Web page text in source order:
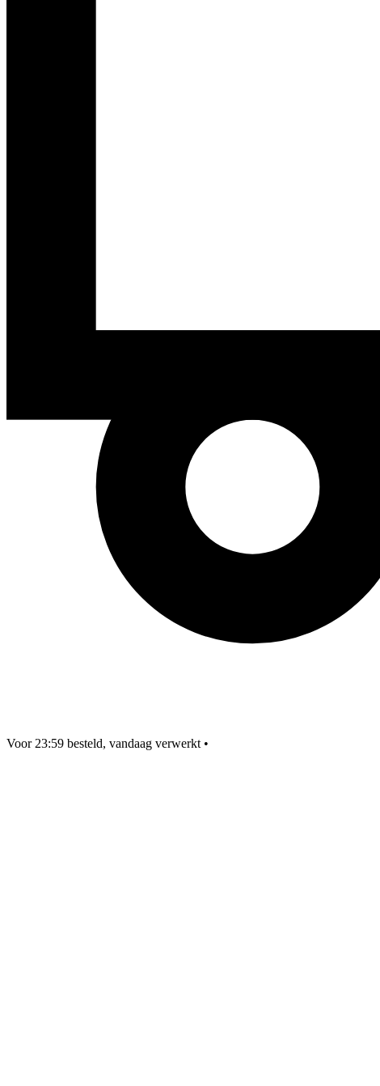
Voor 23:59 besteld, vandaag verwerkt •